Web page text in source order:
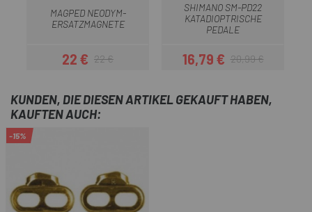
MAGPED NEODYM-
ERSATZMAGNETE
Preis
22 €Regulärer Preis
22 €
SHIMANO SM-PD22
KATADIOPTRISCHE
PEDALE
Preis
16,79 €Regulärer Preis
20,99 €
KUNDEN, DIE DIESEN ARTIKEL GEKAUFT HABEN,
KAUFTEN AUCH:
-15%